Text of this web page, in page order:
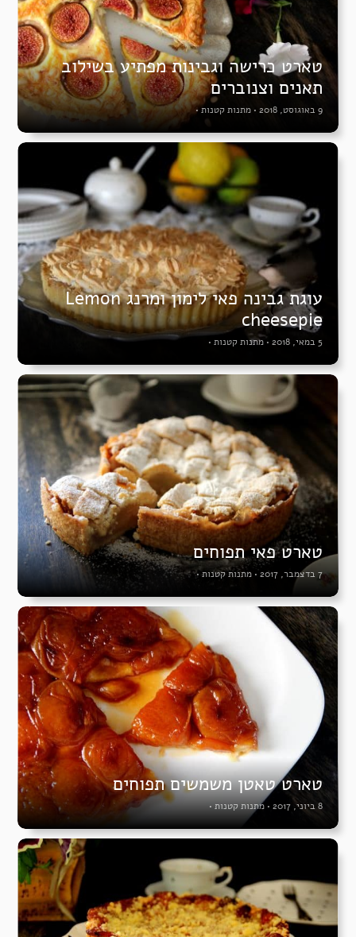
טארט כרישה וגבינות מפתיע בשילוב
תאנים וצנוברים
9 באוגוסט, 2018 • מתנות קטנות•
עוגת גבינה פאי לימון ומרנג Lemon
cheesepie
5 במאי, 2018 • מתנות קטנות •
טארט פאי תפוחים
7 בדצמבר, 2017 • מתנות קטנות•
טארט טאטן משמשים תפוחים
8 ביוני, 2017 • מתנות קטנות•